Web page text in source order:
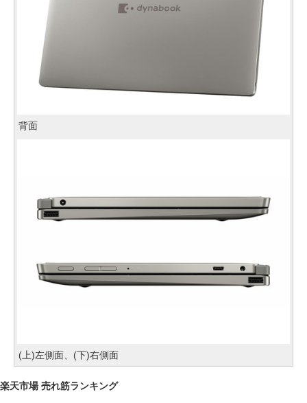
背面
(上)左側面、(下)右側面
楽天市場 売れ筋ランキング